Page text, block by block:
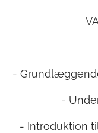
-
-
- Introduktion